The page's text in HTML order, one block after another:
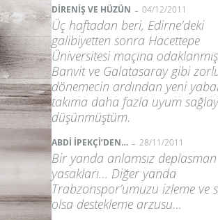
DİRENİŞ VE HÜZÜN - 04/12/2011
Üç haftadan beri, Edirne’deki
galibiyetten sonra Hacettepe
Üniversitesi maçına
Banvit ve Galatasaray gibi
dönemecin ardından yeni
takıma daha fazla uyum
düşünmüştüm.
ABDİ İPEKÇİ’DEN… - 28/11/2011
Bir yanda anlamsız deplasman
yasakları… Diğer yanda
Trabzonspor’umuzu izleme ve
olsa destekleme arzusu…